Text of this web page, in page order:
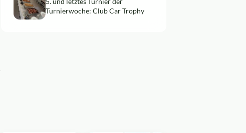
Turnierwoche: Club Car Trophy